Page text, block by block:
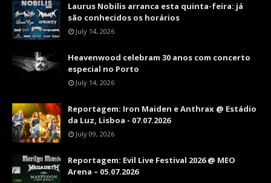
Laurus Nobilis arranca esta quinta-feira: já
são conhecidos os horários
July 14, 2026
Heavenwood celebram 30 anos com concerto
especial no Porto
July 14, 2026
Reportagem: Iron Maiden e Anthrax @ Estádio
da Luz, Lisboa - 07.07.2026
July 09, 2026
Reportagem: Evil Live Festival 2026 @ MEO
Arena – 05.07.2026